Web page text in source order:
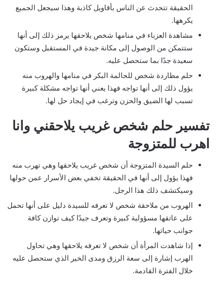
الحقيقة تتحدث عن الناس بأقاويل كاذبة وهذا سيجعل الجميع
يكرهها.
مشاهدة العزباء في منامها شخص يلاحقها يرمز ذلك إلى أنها
ستتمكن من الوصول إلى مكانة جيدة في المستقبل وستكون
سعيدة جدًا بما ستحصل عليه.
حلم مطاردة شخص للحالمة البكر في منامها والهروب منه
يؤول ذلك إلى أنها تواجه فهذا يعني أنها تواجه مشكلة كبيرة
تسبب لها الضيق والحزن وترغب في إيجاد حل لها.
تفسير حلم شخص غريب يلاحقني وانا
اهرب للمتزوجة
حلم السيدة المتزوجة أن شخص غريب يلاحقها وهي تهرب منه
فهذا يؤول إلى أنها في الحقيقة تخفي بعض الأسرار عمن حولها
وسيكتشف ذلك هذا الرجل.
الهروب من ملاحقة شخص لا تعرفه للسيدة دليل على أنها تحمل
على عاتقها مسؤولية كبيرة وتعرف جيدًا كيف توازن كافة
جوانب حياتها.
إذا شاهدت المرأة أن شخص لا تعرفه يلاحقها وهي تحاول
الهرب إشارة إلى سعة الرزق ومدى الخير الذي ستحصل عليه
خلال الفترة القادمة.